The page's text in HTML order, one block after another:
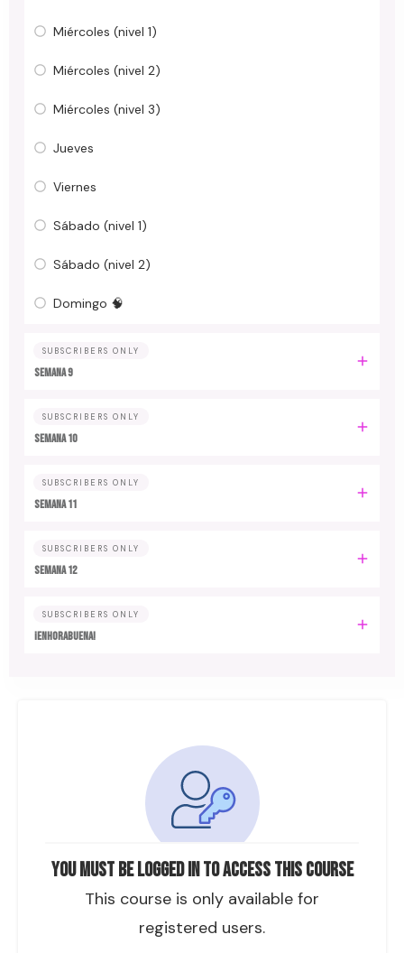
You must be logged in to access this course
This course is only available for
registered users.
Miércoles (nivel 1)
Miércoles (nivel 2)
Miércoles (nivel 3)
Jueves
Viernes
Sábado (nivel 1)
Sábado (nivel 2)
Domingo 🧠
SUBSCRIBERS ONLY
Semana 9
SUBSCRIBERS ONLY
Semana 10
SUBSCRIBERS ONLY
Semana 11
SUBSCRIBERS ONLY
Semana 12
SUBSCRIBERS ONLY
¡Enhorabuena!